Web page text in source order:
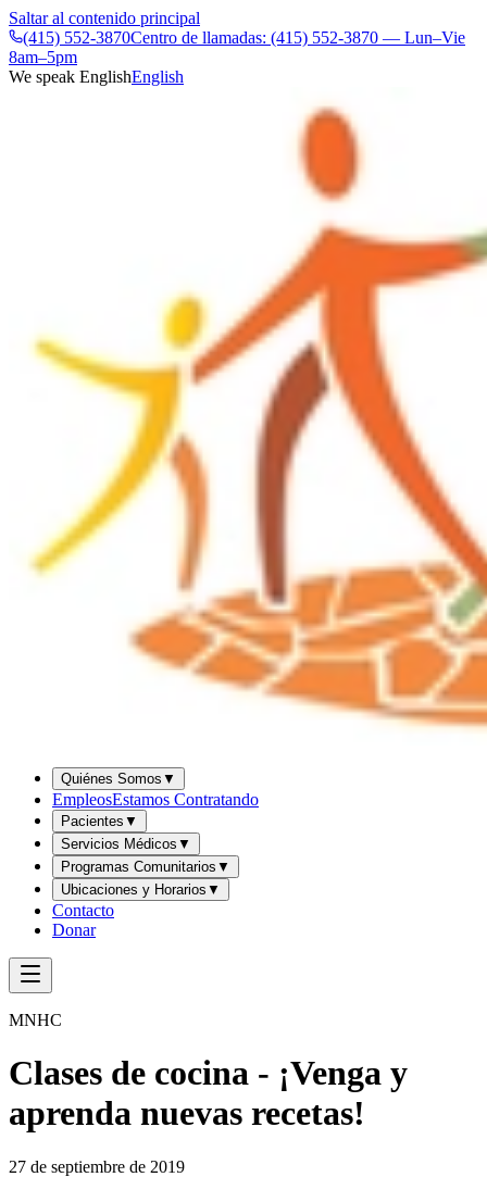
Saltar al contenido principal
(415) 552-3870Centro de llamadas: (415) 552-3870 — Lun–Vie
8am–5pm
We speak EnglishEnglish
Quiénes Somos ▼
EmpleosEstamos Contratando
Pacientes ▼
Servicios Médicos ▼
Programas Comunitarios ▼
Ubicaciones y Horarios ▼
Contacto
Donar
MNHC
Clases de cocina - ¡Venga y
aprenda nuevas recetas!
27 de septiembre de 2019